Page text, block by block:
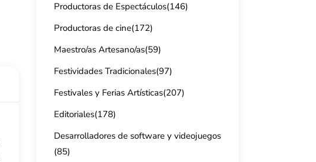
Productoras de Espectáculos(146)
Productoras de cine(172)
Maestro/as Artesano/as(59)
Festividades Tradicionales(97)
Festivales y Ferias Artísticas(207)
Editoriales(178)
Desarrolladores de software y videojuegos
(85)